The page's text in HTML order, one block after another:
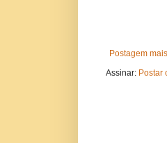
Postagem
Assinar: Postar